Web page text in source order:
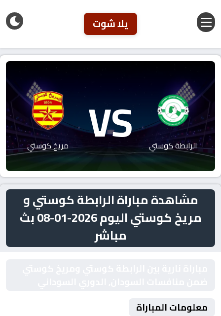
يلا شوت
الرابطة كوستي VS مريخ كوستي
مشاهدة مباراة الرابطة كوستي و
مريخ كوستي اليوم 2026-01-08 بث
مباشر
معلومات المباراة